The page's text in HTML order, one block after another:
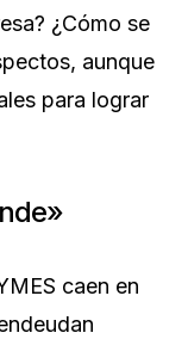
¿Cómo se
aunque
para lograr
caen en